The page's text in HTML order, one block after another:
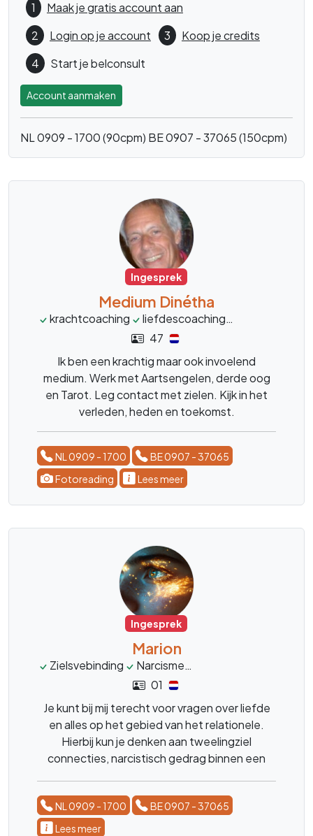
1
Maak je gratis account aan
2
Login op je account 3
Koop je credits
4
Start je belconsult
Account aanmaken
NL 0909 - 1700 (90cpm) BE 0907 - 37065 (150cpm)
Ingesprek
Medium Dinétha
krachtcoaching liefdescoaching
47
Ik ben een krachtig maar ook invoelend
medium. Werk met Aartsengelen, derde oog
en Tarot. Leg contact met zielen. Kijk in het
verleden, heden en toekomst.
NL 0909 - 1700
BE 0907 - 37065
Fotoreading
Lees meer
Ingesprek
Marion
Zielsvebinding Narcisme
01
Je kunt bij mij terecht voor vragen over liefde
en alles op het gebied van het relationele.
Hierbij kun je denken aan tweelingziel
connecties, narcistisch gedrag binnen een
NL 0909 - 1700
BE 0907 - 37065
Lees meer